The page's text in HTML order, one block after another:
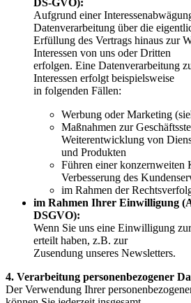
DS-GVO):
Aufgrund einer
Datenverarbeitung über die
Erfüllung des Vertrags hinaus zur
Interessen von uns oder Dritten
erfolgen. Eine Datenverarbeitung
Interessen erfolgt beispielsweise
in folgenden Fällen:
Werbung oder Marketing
Maßnahmen zur
Weiterentwicklung von
und Produkten
Führen einer konzernweiten
Verbesserung des
im Rahmen der
im Rahmen Ihrer Einwilligung
DSGVO):
Wenn Sie uns eine Einwilligung
erteilt haben, z.B. zur
Zusendung unseres Newsletters.
4. Verarbeitung personenbezogener
Der Verwendung Ihrer